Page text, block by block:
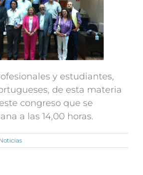
y estudiantes,
de esta materia
congreso que se
a las 14,00 horas.